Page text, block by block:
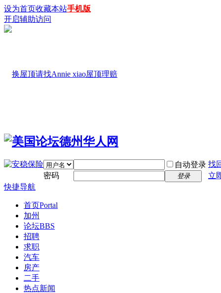
设为首页收藏本站手机版
开启辅助访问
自动登录 找
密码
登录
立
快捷导航
首页Portal
加州
论坛BBS
招聘
求职
汽车
房产
二手
热点新闻